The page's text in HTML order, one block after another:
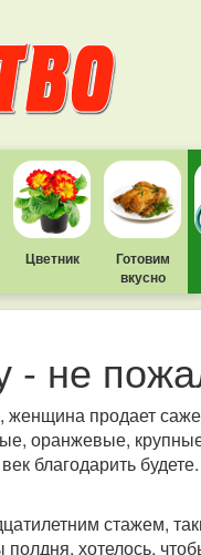
Цветник
Готовим
вкусно
- не
продает
оранжевые,
благодарить
стажем,
хотелось,